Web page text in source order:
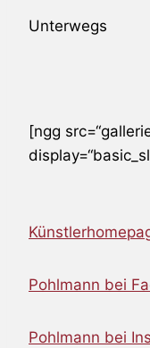
Unterwegs
[ngg
Pohlmann bei
Pohlmann bei